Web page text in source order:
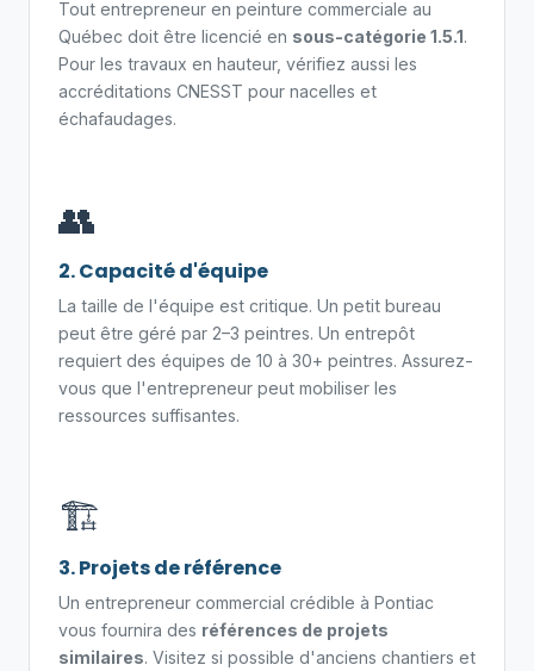
Tout entrepreneur en peinture commerciale au
Québec doit être licencié en sous-catégorie 1.5.1.
Pour les travaux en hauteur, vérifiez aussi les
accréditations CNESST pour nacelles et
échafaudages.
👥
2. Capacité d'équipe
La taille de l'équipe est critique. Un petit bureau
peut être géré par 2–3 peintres. Un entrepôt
requiert des équipes de 10 à 30+ peintres. Assurez-
vous que l'entrepreneur peut mobiliser les
ressources suffisantes.
🏗️
3. Projets de référence
Un entrepreneur commercial crédible à Pontiac
vous fournira des références de projets
similaires. Visitez si possible d'anciens chantiers et